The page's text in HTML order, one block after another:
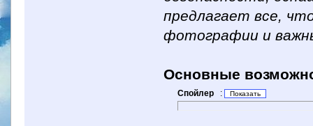
предлагает все,
фотографии и
Основные
Спойлер :